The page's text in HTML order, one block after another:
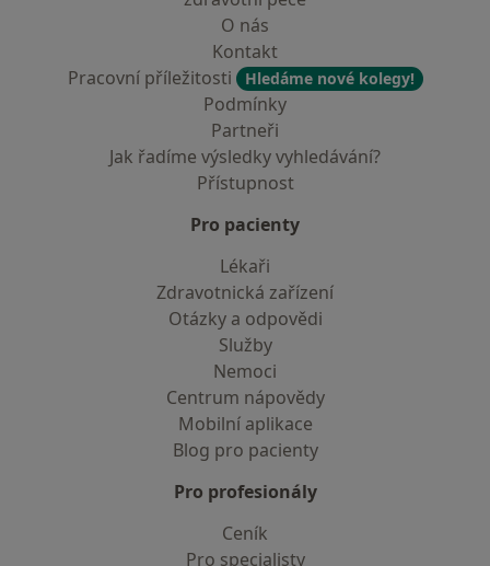
O nás
Kontakt
Pracovní příležitosti
Hledáme nové kolegy!
Podmínky
Partneři
Jak řadíme výsledky vyhledávání?
Přístupnost
Pro pacienty
Lékaři
Zdravotnická zařízení
Otázky a odpovědi
Služby
Nemoci
Centrum nápovědy
Mobilní aplikace
Blog pro pacienty
Pro profesionály
Ceník
Pro specialisty